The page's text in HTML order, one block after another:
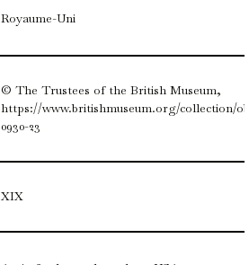
Royaume-Uni
© The Trustees of the British Museum,
https://www.britishmuseum.org/collection/
0930-23
XIX